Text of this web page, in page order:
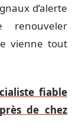
d’alerte
renouveler
vienne tout
fiable
de chez